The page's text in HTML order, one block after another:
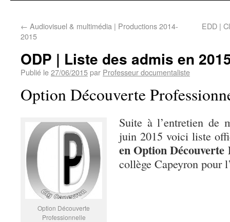
← Audiovisuel & multimédia | Productions 2014-
2015
EDD |
ODP | Liste des admis en
Publié le27/06/2015par Professeur documentaliste
Option Découverte
Option Découverte
Professionnelle
Suite à l’entretien de
juin 2015 voici liste
en Option Découverte
collège Capeyron pour